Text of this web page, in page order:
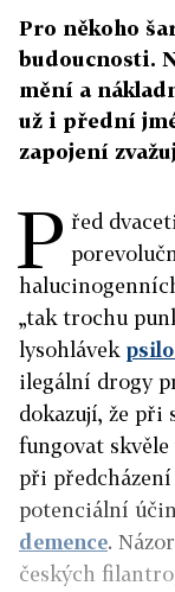
Pro někoho
budoucnosti.
mění a
už i přední
zapojení
P řed
„tak trochu
lysohlávek
ilegální drogy
dokazují, že při
fungovat
při
potenciální
demence.
českých